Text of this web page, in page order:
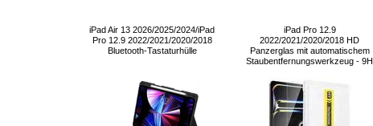
iPad Air 13 2026/2025/2024/iPad
Pro 12.9 2022/2021/2020/2018
Bluetooth-Tastaturhülle
iPad Pro 12.9
2022/2021/2020/2018 HD
Panzerglas mit automatischem
Staubentfernungswerkzeug - 9H